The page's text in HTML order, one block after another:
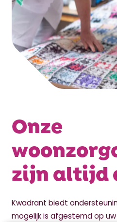
Onze
zijn altijd
Kwadrant biedt
mogelijk is afgestemd op